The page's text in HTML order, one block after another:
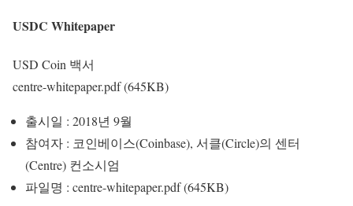
USDC Whitepaper
USD Coin 백서
centre-whitepaper.pdf (645KB)
출시일 : 2018년 9월
참여자 : 코인베이스(Coinbase), 서클(Circle)의 센터
(Centre) 컨소시엄
파일명 : centre-whitepaper.pdf (645KB)